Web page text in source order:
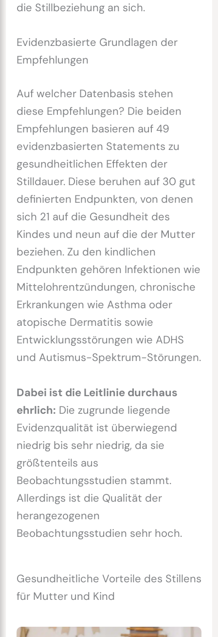
die Stillbeziehung an sich.
Evidenzbasierte Grundlagen der
Empfehlungen
Auf welcher Datenbasis stehen
diese Empfehlungen? Die beiden
Empfehlungen basieren auf 49
evidenzbasierten Statements zu
gesundheitlichen Effekten der
Stilldauer. Diese beruhen auf 30 gut
definierten Endpunkten, von denen
sich 21 auf die Gesundheit des
Kindes und neun auf die der Mutter
beziehen. Zu den kindlichen
Endpunkten gehören Infektionen wie
Mittelohrentzündungen, chronische
Erkrankungen wie Asthma oder
atopische Dermatitis sowie
Entwicklungsstörungen wie ADHS
und Autismus-Spektrum-Störungen.
Dabei ist die Leitlinie durchaus
ehrlich: Die zugrunde liegende
Evidenzqualität ist überwiegend
niedrig bis sehr niedrig, da sie
größtenteils aus
Beobachtungsstudien stammt.
Allerdings ist die Qualität der
herangezogenen
Beobachtungsstudien sehr hoch.
Gesundheitliche Vorteile des Stillens
für Mutter und Kind